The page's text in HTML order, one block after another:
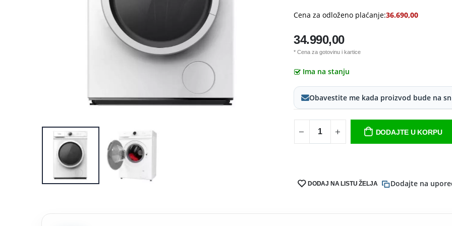
Cena za odloženo plaćanje:36.690,00
34.990,00
* Cena za gotovinu i kartice
Ima na stanju
Obavestite me kada proizvod bude na
DODAJTE U KORPU
DODAJ NA LISTU ŽELJA Dodajte na